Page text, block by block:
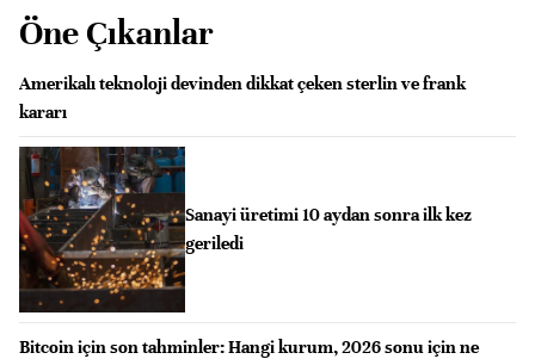
Öne Çıkanlar
Amerikalı teknoloji devinden dikkat çeken sterlin ve frank
kararı
Sanayi üretimi 10 aydan sonra ilk kez
geriledi
Bitcoin için son tahminler: Hangi kurum, 2026 sonu için ne